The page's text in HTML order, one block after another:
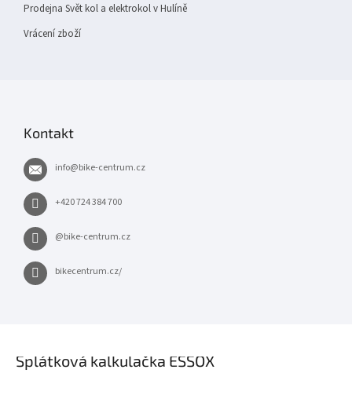
Prodejna Svět kol a elektrokol v Hulíně
Vrácení zboží
Kontakt
info@bike-centrum.cz
+420 724 384 700
@bike-centrum.cz
bikecentrum.cz/
Splátková kalkulačka ESSOX